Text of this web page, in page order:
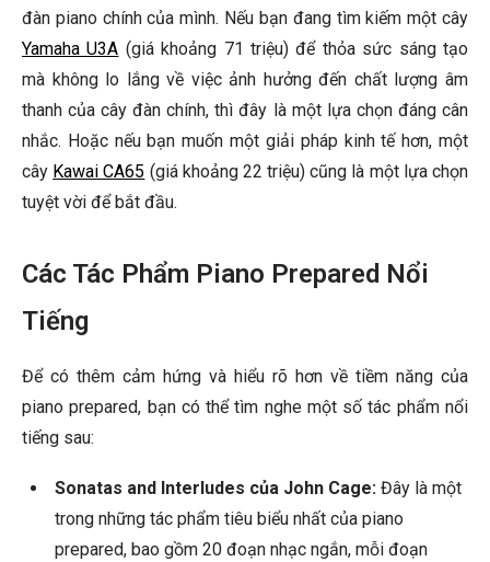
đàn piano chính của mình. Nếu bạn đang tìm kiếm một cây
Yamaha U3A (giá khoảng 71 triệu) để thỏa sức sáng tạo
mà không lo lắng về việc ảnh hưởng đến chất lượng âm
thanh của cây đàn chính, thì đây là một lựa chọn đáng cân
nhắc. Hoặc nếu bạn muốn một giải pháp kinh tế hơn, một
cây Kawai CA65 (giá khoảng 22 triệu) cũng là một lựa chọn
tuyệt vời để bắt đầu.
Các Tác Phẩm Piano Prepared Nổi
Tiếng
Để có thêm cảm hứng và hiểu rõ hơn về tiềm năng của
piano prepared, bạn có thể tìm nghe một số tác phẩm nổi
tiếng sau:
Sonatas and Interludes của John Cage: Đây là một
trong những tác phẩm tiêu biểu nhất của piano
prepared, bao gồm 20 đoạn nhạc ngắn, mỗi đoạn